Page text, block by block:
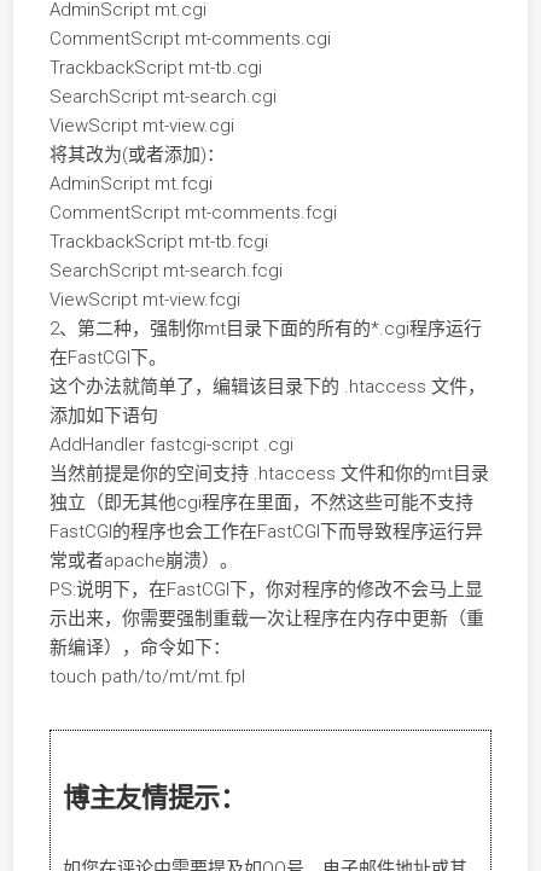
AdminScript mt.cgi
CommentScript mt-comments.cgi
TrackbackScript mt-tb.cgi
SearchScript mt-search.cgi
ViewScript mt-view.cgi
将其改为(或者添加)：
AdminScript mt.fcgi
CommentScript mt-comments.fcgi
TrackbackScript mt-tb.fcgi
SearchScript mt-search.fcgi
ViewScript mt-view.fcgi
2、第二种，强制你mt目录下面的所有的*.cgi程序运行
在FastCGI下。
这个办法就简单了，编辑该目录下的 .htaccess 文件，
添加如下语句
AddHandler fastcgi-script .cgi
当然前提是你的空间支持 .htaccess 文件和你的mt目录
独立（即无其他cgi程序在里面，不然这些可能不支持
FastCGI的程序也会工作在FastCGI下而导致程序运行异
常或者apache崩溃）。
PS:说明下，在FastCGI下，你对程序的修改不会马上显
示出来，你需要强制重载一次让程序在内存中更新（重
新编译），命令如下：
touch path/to/mt/mt.fpl
博主友情提示：